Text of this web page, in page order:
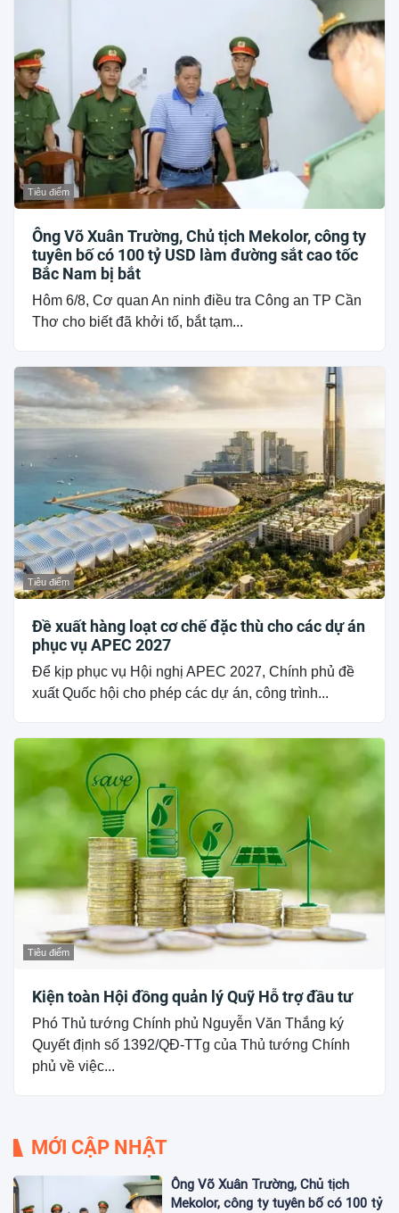
Tiêu điểm
Ông Võ Xuân Trường, Chủ tịch Mekolor, công ty
tuyên bố có 100 tỷ USD làm đường sắt cao tốc
Bắc Nam bị bắt
Hôm 6/8, Cơ quan An ninh điều tra Công an TP Cần
Thơ cho biết đã khởi tố, bắt tạm...
Tiêu điểm
Đề xuất hàng loạt cơ chế đặc thù cho các dự án
phục vụ APEC 2027
Để kịp phục vụ Hội nghị APEC 2027, Chính phủ đề
xuất Quốc hội cho phép các dự án, công trình...
Tiêu điểm
Kiện toàn Hội đồng quản lý Quỹ Hỗ trợ đầu tư
Phó Thủ tướng Chính phủ Nguyễn Văn Thắng ký
Quyết định số 1392/QĐ-TTg của Thủ tướng Chính
phủ về việc...
MỚI CẬP NHẬT
Ông Võ Xuân Trường, Chủ tịch
Mekolor, công ty tuyên bố có 100 tỷ